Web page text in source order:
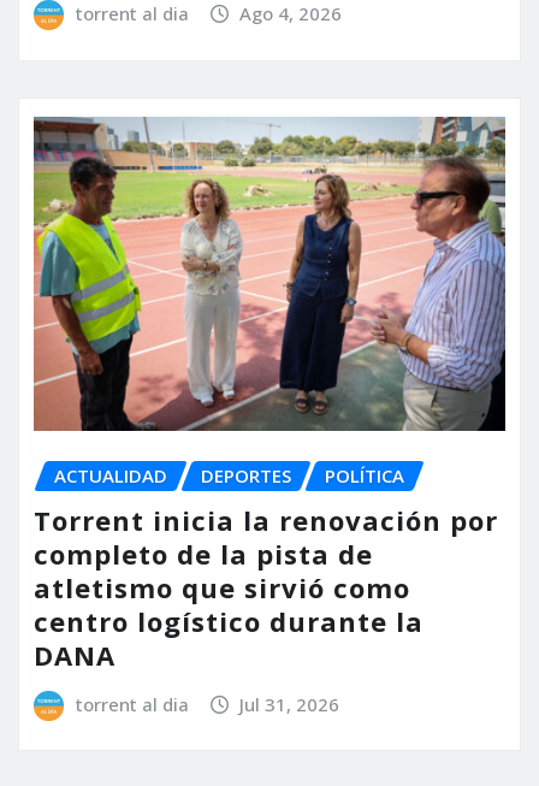
torrent al dia Ago 4, 2026
ACTUALIDAD DEPORTES POLÍTICA
Torrent inicia la renovación por
completo de la pista de
atletismo que sirvió como
centro logístico durante la
DANA
torrent al dia Jul 31, 2026